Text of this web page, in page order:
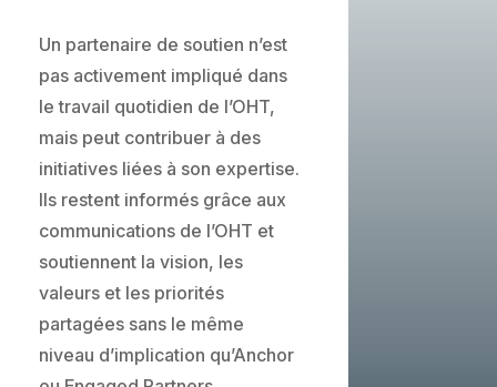
Un partenaire de soutien n’est
pas activement impliqué dans
le travail quotidien de l’OHT,
mais peut contribuer à des
initiatives liées à son expertise.
Ils restent informés grâce aux
communications de l’OHT et
soutiennent la vision, les
valeurs et les priorités
partagées sans le même
niveau d’implication qu’Anchor